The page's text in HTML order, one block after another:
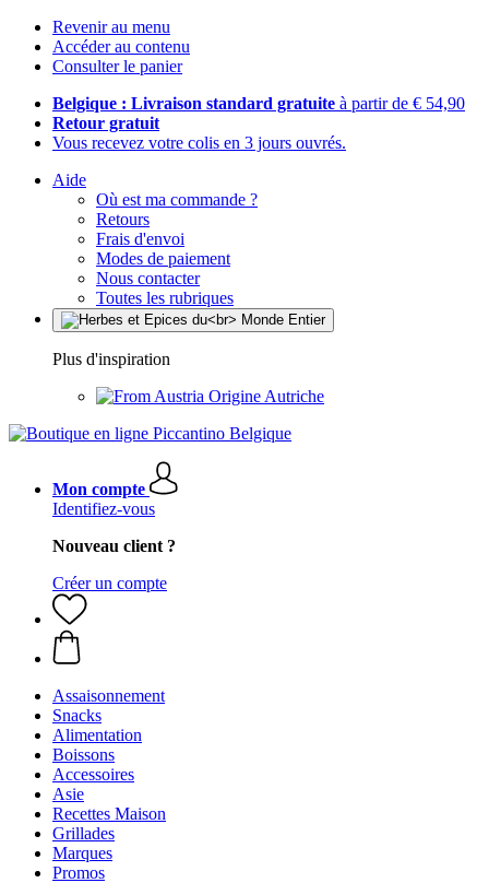
Revenir au menu
Accéder au contenu
Consulter le panier
Belgique : Livraison standard gratuite à partir de € 54,90
Retour gratuit
Vous recevez votre colis en 3 jours ouvrés.
Aide
Où est ma commande ?
Retours
Frais d'envoi
Modes de paiement
Nous contacter
Toutes les rubriques
Plus d'inspiration
Origine Autriche
Mon compte
Identifiez-vous
Nouveau client ?
Créer un compte
Assaisonnement
Snacks
Alimentation
Boissons
Accessoires
Asie
Recettes Maison
Grillades
Marques
Promos